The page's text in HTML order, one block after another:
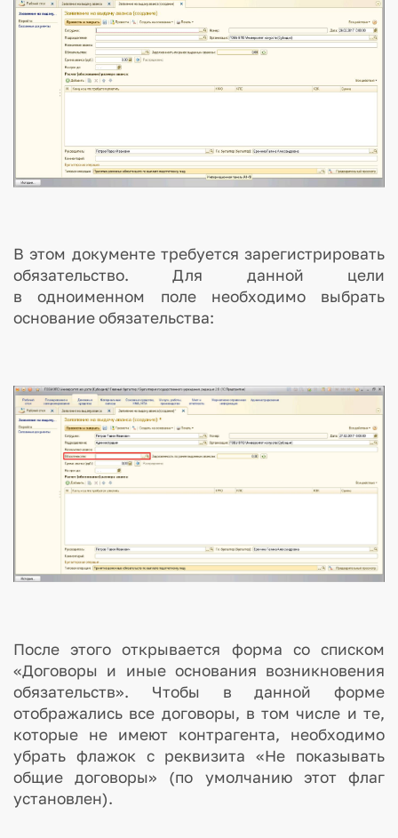
В этом документе требуется зарегистрировать
обязательство. Для данной цели
в одноименном поле необходимо выбрать
основание обязательства:
После этого открывается форма со списком
«Договоры и иные основания возникновения
обязательств». Чтобы в данной форме
отображались все договоры, в том числе и те,
которые не имеют контрагента, необходимо
убрать флажок с реквизита «Не показывать
общие договоры» (по умолчанию этот флаг
установлен).